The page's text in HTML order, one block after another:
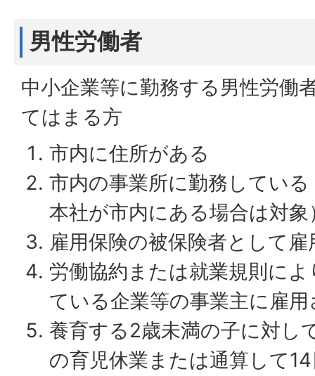
男性労働者
中小企業等に勤務する男性労働
てはまる方
市内に住所がある
市内の事業所に勤務してい
本社が市内にある場合は対象
雇用保険の被保険者として
労働協約または就業規則に
ている企業等の事業主に雇
養育する2歳未満の子に対し
の育児休業または通算して